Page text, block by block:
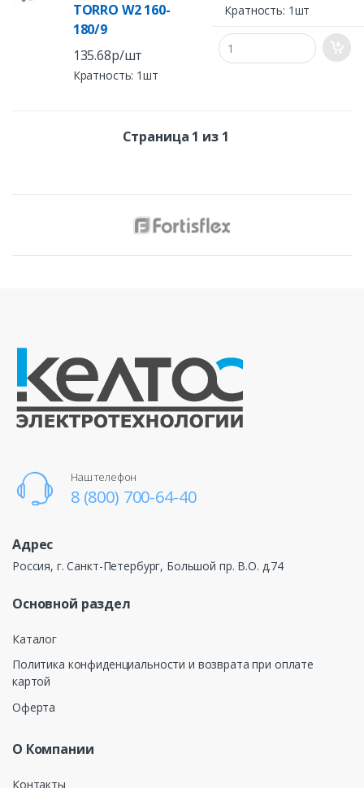
TORRO W2 160-
180/9
135.68р/шт
Кратность: 1шт
Кратность: 1шт
Страница 1 из 1
Наш телефон
8 (800) 700-64-40
Адрес
Россия, г. Санкт-Петербург, Большой пр. В.О. д.74
Основной раздел
Каталог
Политика конфиденциальности и возврата при оплате
картой
Оферта
О Компании
Контакты